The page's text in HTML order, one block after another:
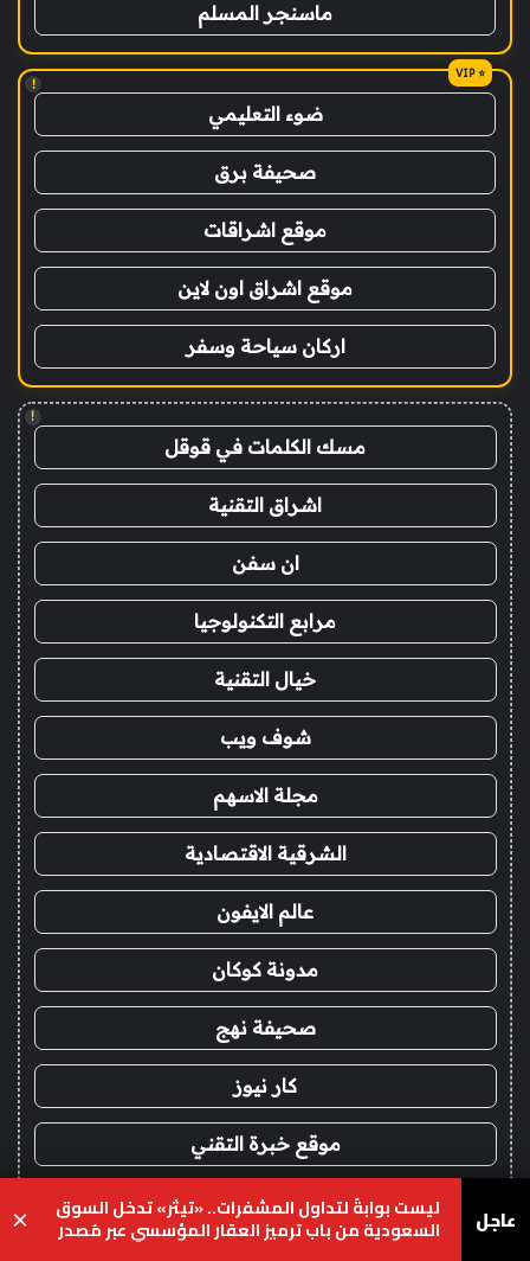
ماسنجر المسلم
!
ضوء التعليمي
صحيفة برق
موقع اشراقات
موقع اشراق اون لاين
اركان سياحة وسفر
!
مسك الكلمات في قوقل
اشراق التقنية
ان سفن
مرابع التكنولوجيا
خيال التقنية
شوف ويب
مجلة الاسهم
الشرقية الاقتصادية
عالم الايفون
مدونة كوكان
صحيفة نهج
كار نيوز
موقع خبرة التقني
أناقة أنثى
عاجل ليست بوابةً لتداول المشفرات.. «تيثر» تدخل السوق
السعودية من باب ترميز العقار المؤسسي عبر مُصدر ×